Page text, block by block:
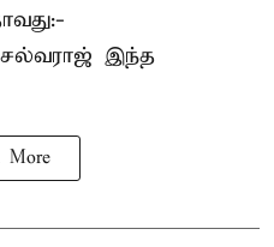
இந்த
More